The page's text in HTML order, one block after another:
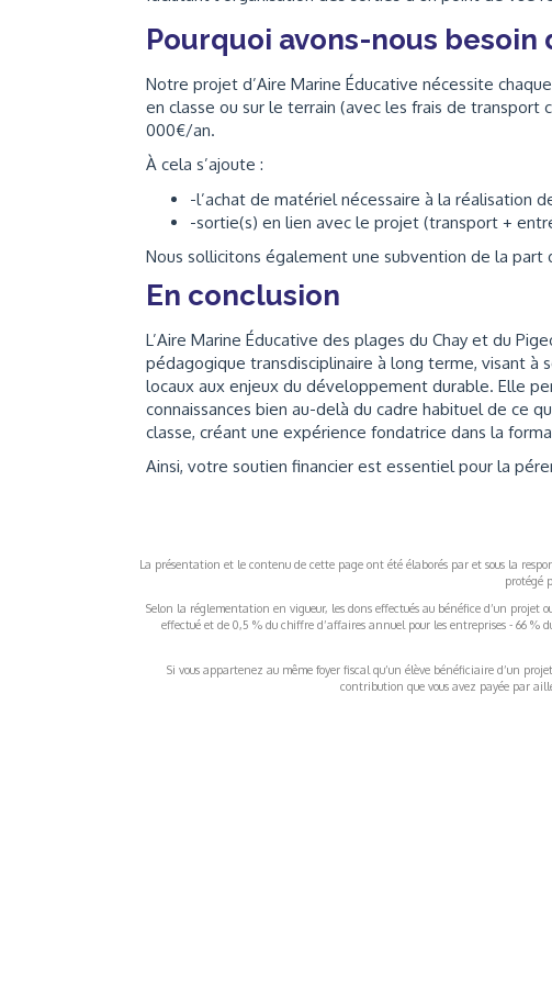
Pourquoi avons-nous besoin
Notre projet d’Aire Marine Éducative nécessite
en classe ou sur le terrain (avec les frais de transport
000€/an.
À cela s’ajoute :
-l’achat de matériel nécessaire à la réalisation
-sortie(s) en lien avec le projet (transport +
Nous sollicitons également une subvention de la part
En conclusion
L’Aire Marine Éducative des plages du Chay et du
pédagogique transdisciplinaire à long terme, visant à
locaux aux enjeux du développement durable. Elle
connaissances bien au-delà du cadre habituel de ce
classe, créant une expérience fondatrice dans la
Ainsi, votre soutien financier est essentiel pour la
La présentation et le contenu de cette page ont été élaborés par et sous la
protégé
Selon la réglementation en vigueur, les dons effectués au bénéfice d’un
effectué et de 0,5 % du chiffre d’affaires annuel pour les entreprises - 66
Si vous appartenez au même foyer fiscal qu’un élève bénéficiaire d’un
contribution que vous avez payée par